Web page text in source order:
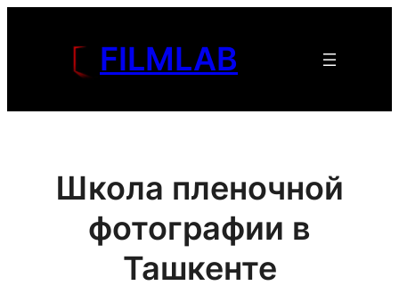
содержимомуFILMLAB
Школа пленочной
фотографии в
Ташкенте